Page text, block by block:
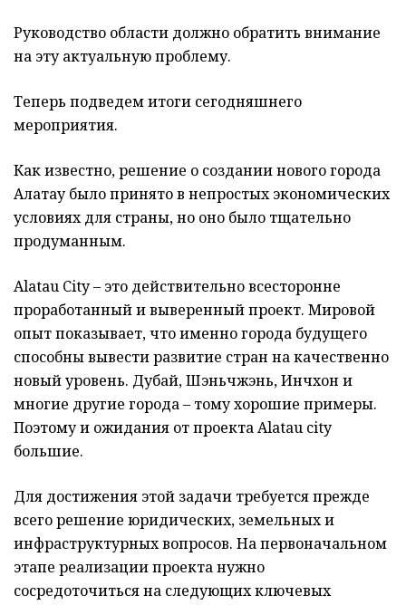
Руководство области должно обратить внимание
на эту актуальную проблему.
Теперь подведем итоги сегодняшнего
мероприятия.
Как известно, решение о создании нового города
Алатау было принято в непростых экономических
условиях для страны, но оно было тщательно
продуманным.
Alatau City – это действительно всесторонне
проработанный и выверенный проект. Мировой
опыт показывает, что именно города будущего
способны вывести развитие стран на качественно
новый уровень. Дубай, Шэньчжэнь, Инчхон и
многие другие города – тому хорошие примеры.
Поэтому и ожидания от проекта Alatau city
большие.
Для достижения этой задачи требуется прежде
всего решение юридических, земельных и
инфраструктурных вопросов. На первоначальном
этапе реализации проекта нужно
сосредоточиться на следующих ключевых